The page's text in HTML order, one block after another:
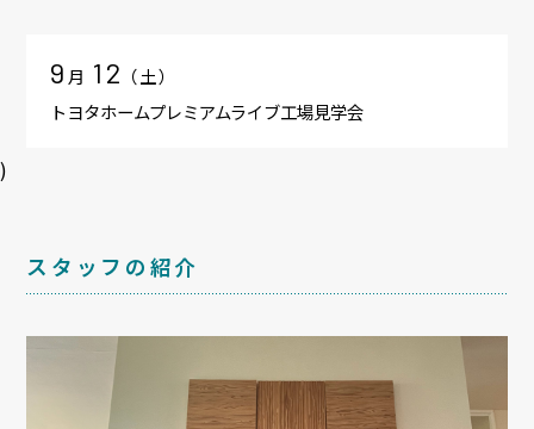
9月 12 （土）
トヨタホームプレミアムライブ工場見学会
)
スタッフの紹介